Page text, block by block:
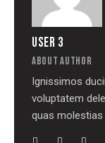
USER 3
ABOUT AUTHOR
Ignissimos
voluptatem
quas